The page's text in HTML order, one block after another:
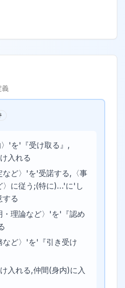
義
記号説明
'を'『受け取る』,
入れる
など〉'を'受諾する,〈事
〉に従う;(特に)…'に'し
する
・理論など〉'を'『認め
など〉'を'『引き受け
入れる,仲間(身内)に入